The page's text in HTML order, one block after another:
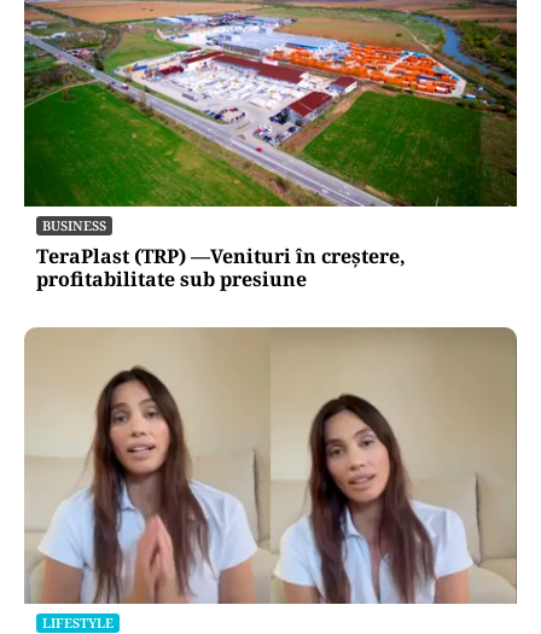
BUSINESS
TeraPlast (TRP) —Venituri în creștere,
profitabilitate sub presiune
LIFESTYLE